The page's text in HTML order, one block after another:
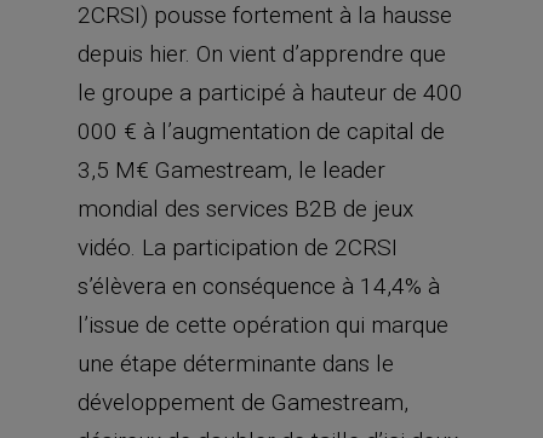
2CRSI) pousse fortement à la hausse
depuis hier. On vient d’apprendre que
le groupe a participé à hauteur de 400
000 € à l’augmentation de capital de
3,5 M€ Gamestream, le leader
mondial des services B2B de jeux
vidéo. La participation de 2CRSI
s’élèvera en conséquence à 14,4% à
l’issue de cette opération qui marque
une étape déterminante dans le
développement de Gamestream,